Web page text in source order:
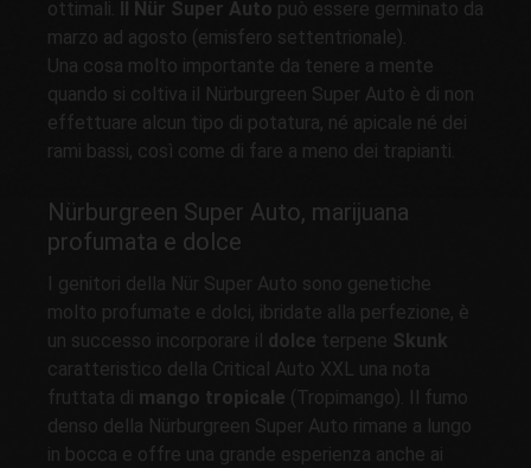
ottimali.
Il Nür Super Auto può essere germinato da
marzo ad agosto (emisfero settentrionale).
Una cosa molto importante da tenere a mente
quando si coltiva il Nürburgreen Super Auto è di non
effettuare alcun tipo di potatura, né apicale né dei
rami bassi, così come di fare a meno dei trapianti.
Nürburgreen Super Auto, marijuana
profumata e dolce
I genitori della Nür Super Auto sono genetiche
molto profumate e dolci, ibridate alla perfezione, è
un successo incorporare il dolce terpene Skunk
caratteristico della Critical Auto XXL una nota
fruttata di mango tropicale (Tropimango). Il fumo
denso della Nürburgreen Super Auto rimane a lungo
in bocca e offre una grande esperienza anche ai